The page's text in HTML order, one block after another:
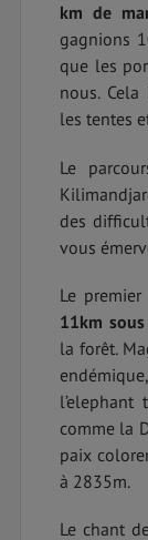
km de
gagnions
que les
nous.
les tentes
Le
des
vous
Le
11km
la forêt.
l’elephant
comme la
paix
à 2835m.
Le chant